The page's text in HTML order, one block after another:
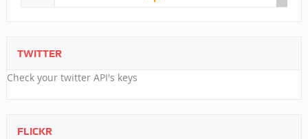
TWITTER
Check your twitter API's keys
FLICKR